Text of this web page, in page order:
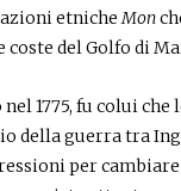
etnicheMon
del Golfo di
1775, fu colui
della guerra tra
per